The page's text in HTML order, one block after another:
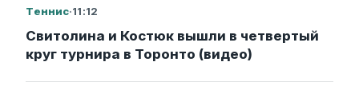
Теннис·11:12
Свитолина и Костюк вышли в четвертый
круг турнира в Торонто (видео)